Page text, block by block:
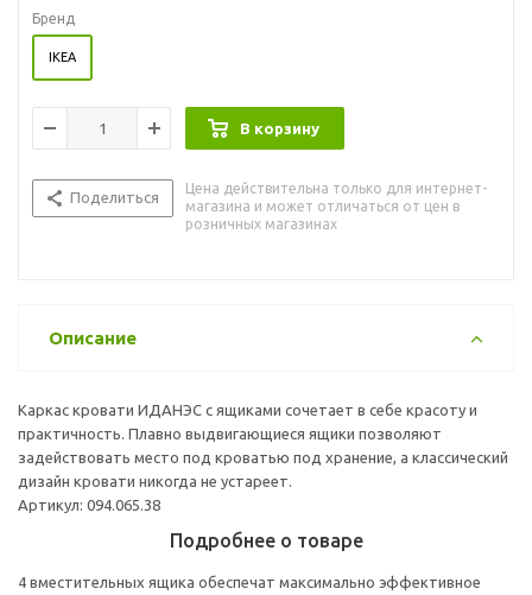
Бренд
IKEA
В корзину
Поделиться
Цена действительна только для интернет-
магазина и может отличаться от цен в
розничных магазинах
Описание
Каркас кровати ИДАНЭС с ящиками сочетает в себе красоту и
практичность. Плавно выдвигающиеся ящики позволяют
задействовать место под кроватью под хранение, а классический
дизайн кровати никогда не устареет.
Артикул: 094.065.38
Подробнее о товаре
4 вместительных ящика обеспечат максимально эффективное